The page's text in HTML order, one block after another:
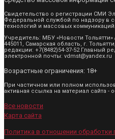
Свидетельство о регистрации СМИ
Федеральной службой по надзору в
технологий и массовых коммуникаций.
Учредитель: МБУ «Новости
445011, Самарская область, г.
редакции: +7(8482)54-37-52 Главный
электронной почты: vdmst@yandex.ru
Возрастные ограничения: 18+
При частичном или полном
активная ссылка на материал сайта -
Все новости
Карта сайта
Политика в отношении обработки